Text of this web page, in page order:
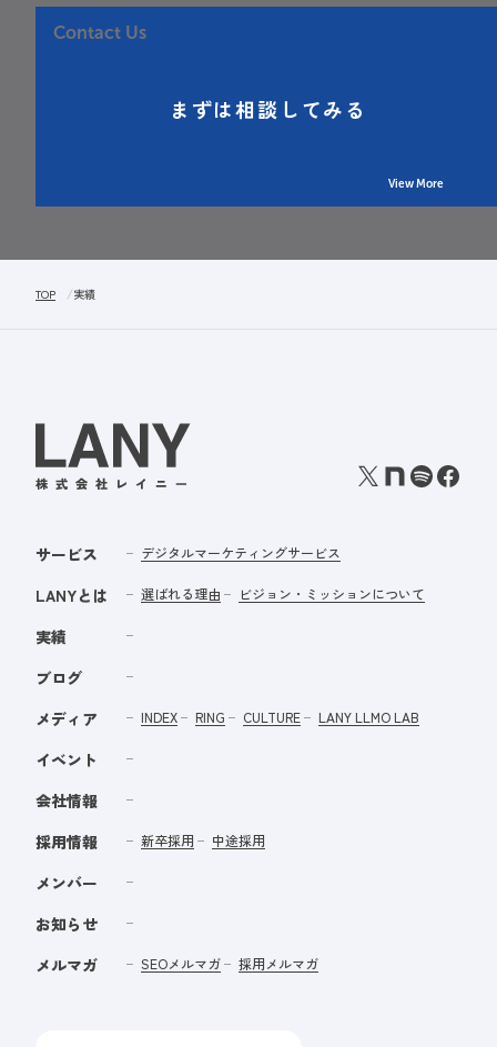
Contact Us
まずは相談してみる
View More
TOP 実績
サービス デジタルマーケティングサービス
LANYとは 選ばれる理由 ビジョン・ミッションについて
実績
ブログ
メディア
INDEX RING CULTURE LANY LLMO LAB
イベント
会社情報
採用情報
新卒採用 中途採用
メンバー
お知らせ
メルマガ
SEOメルマガ 採用メルマガ